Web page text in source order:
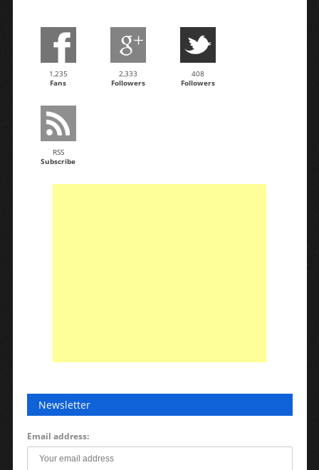
1,235
Fans
2,333
Followers
408
Followers
RSS
Subscribe
Newsletter
Email address: